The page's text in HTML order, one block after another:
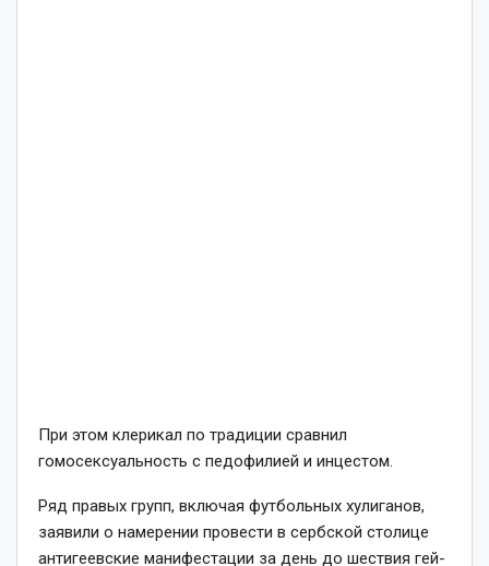
При этом клерикал по традиции сравнил
гомосексуальность с педофилией и инцестом.
Ряд правых групп, включая футбольных хулиганов,
заявили о намерении провести в сербской столице
антигеевские манифестации за день до шествия гей-